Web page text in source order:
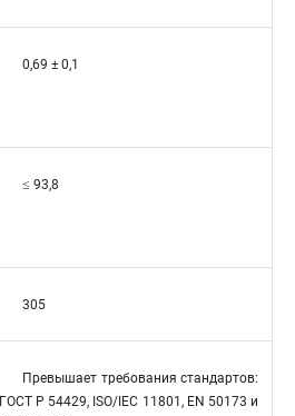
0,69 ± 0,1
≤ 93,8
305
Превышает требования стандартов:
ГОСТ Р 54429, ISO/IEC 11801, EN 50173 и